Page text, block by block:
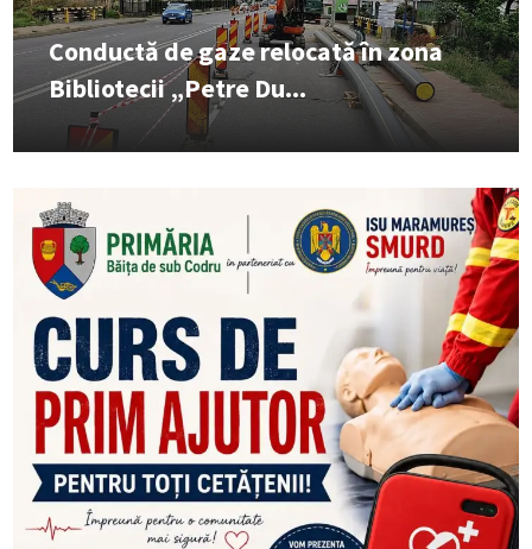
Conductă de gaze relocată în zona
Bibliotecii „Petre Du...